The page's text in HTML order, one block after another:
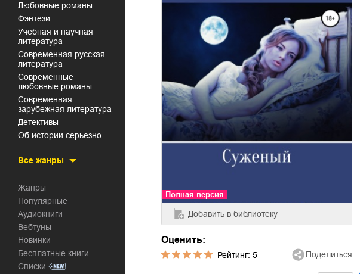
любовные романы
фэнтези
учебная и научная
литература
современная русская
литература
современные
любовные романы
современная
зарубежная литература
детективы
об истории серьезно
Все жанры
Жанры
Популярные
Аудиокниги
Вебтуны
Новинки
Бесплатные книги
Списки
Полная версия
Добавить в библиотеку
Оценить:
Рейтинг: 5 Поделиться